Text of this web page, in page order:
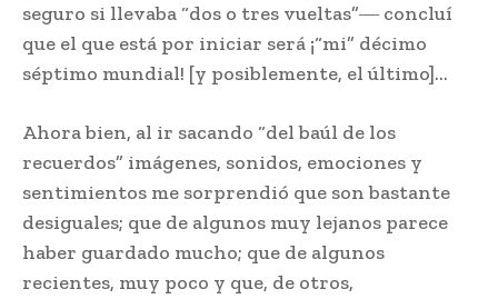
seguro si llevaba “dos o tres vueltas”― concluí
que el que está por iniciar será ¡“mi” décimo
séptimo mundial! [y posiblemente, el último]…
Ahora bien, al ir sacando “del baúl de los
recuerdos” imágenes, sonidos, emociones y
sentimientos me sorprendió que son bastante
desiguales; que de algunos muy lejanos parece
haber guardado mucho; que de algunos
recientes, muy poco y que, de otros,